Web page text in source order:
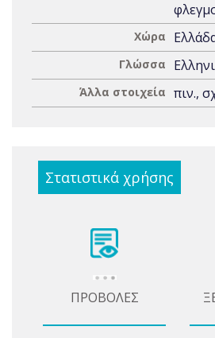
Χώρα
Γλώσσα
Άλλα στοιχεία πιν.,
Στατιστικά χρήσης
ΠΡΟΒΟΛΕΣ